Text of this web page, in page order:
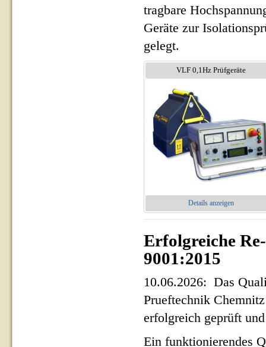
tragbare
Geräte zur
gelegt.
VLF 0,1Hz Prüfgeräte
Details anzeigen
Erfolgreiche
9001:2015
10.06.2026: Das
Prueftechnik
erfolgreich geprüft
Ein funktionierendes